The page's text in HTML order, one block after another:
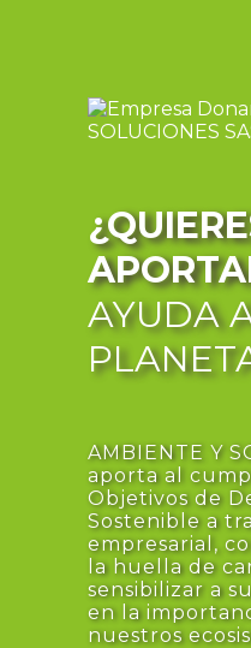
AYUDA
AMBIENTE Y
aporta al
Objetivos de
Sostenible a
empresarial,
la huella de
sensibilizar a
en la
nuestros